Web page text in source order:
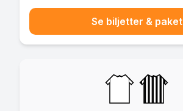
Se biljetter & paket